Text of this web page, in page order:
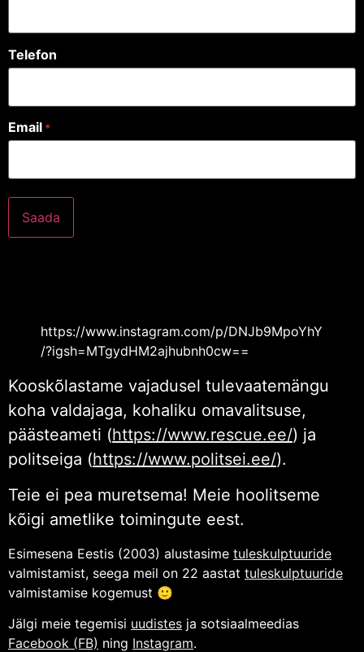
Telefon
Email *
https://www.instagram.com/p/DNJb9MpoYhY
/?igsh=MTgydHM2ajhubnh0cw==
Kooskõlastame vajadusel tulevaatemängu
koha valdajaga, kohaliku omavalitsuse,
päästeameti (https://www.rescue.ee/) ja
politseiga (https://www.politsei.ee/).
Teie ei pea muretsema! Meie hoolitseme
kõigi ametlike toimingute eest.
Esimesena Eestis (2003) alustasime tuleskulptuuride
valmistamist, seega meil on 22 aastat tuleskulptuuride
valmistamise kogemust 🙂
Jälgi meie tegemisi uudistes ja sotsiaalmeedias
Facebook (FB) ning Instagram.